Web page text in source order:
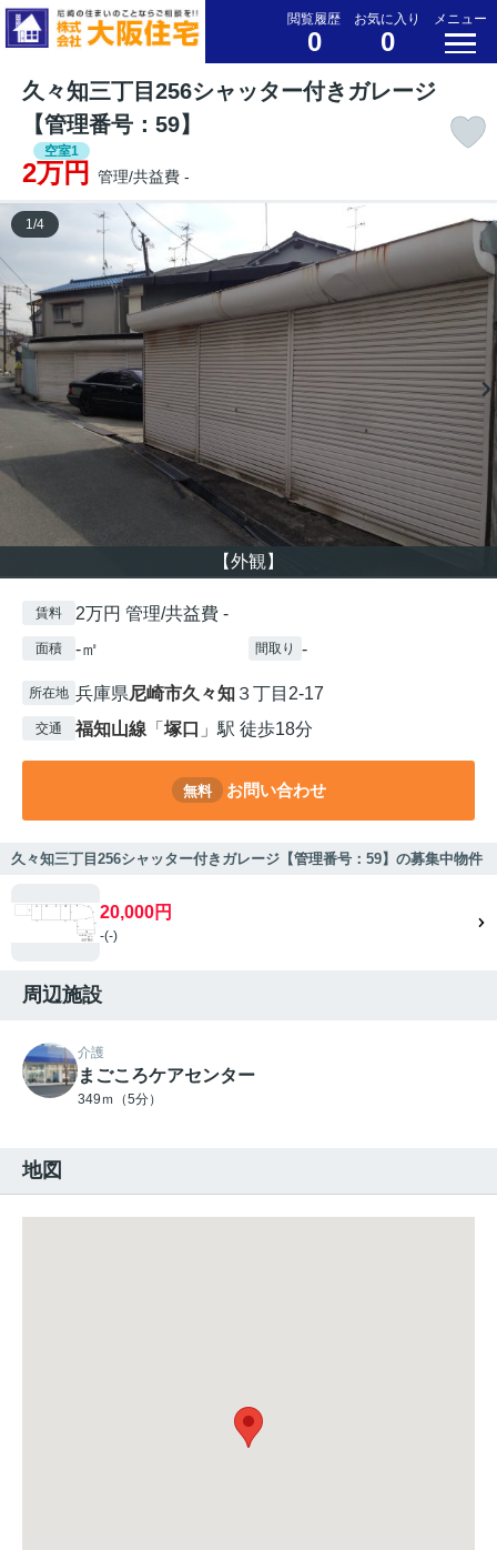
閲覧履歴
0
お気に入り
0
メニュー
久々知三丁目256シャッター付きガレージ
【管理番号：59】
空室1
2万円 管理/共益費 -
【外観】
1/4
賃料 2万円 管理/共益費 -
面積 -㎡ 間取り -
所在地 兵庫県尼崎市久々知 ３丁目2-17
交通 福知山線 「 塚口 」駅 徒歩18分
無料 お問い合わせ
久々知三丁目256シャッター付きガレージ【管理番号：59】の募集中物件
20,000円
-(-)
周辺施設
介護
まごころケアセンター
349ｍ（5分）
地図